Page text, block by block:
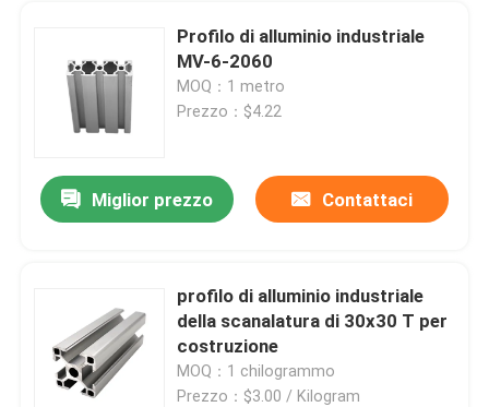
Profilo di alluminio industriale
MV-6-2060
MOQ：1 metro
Prezzo：$4.22
Miglior prezzo Contattaci
profilo di alluminio industriale
della scanalatura di 30x30 T per
costruzione
MOQ：1 chilogrammo
Prezzo：$3.00 / Kilogram